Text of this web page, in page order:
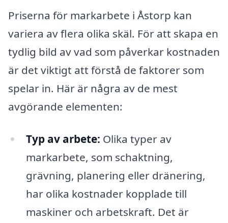
Priserna för markarbete i Åstorp kan
variera av flera olika skäl. För att skapa en
tydlig bild av vad som påverkar kostnaden
är det viktigt att förstå de faktorer som
spelar in. Här är några av de mest
avgörande elementen:
Typ av arbete: Olika typer av
markarbete, som schaktning,
grävning, planering eller dränering,
har olika kostnader kopplade till
maskiner och arbetskraft. Det är